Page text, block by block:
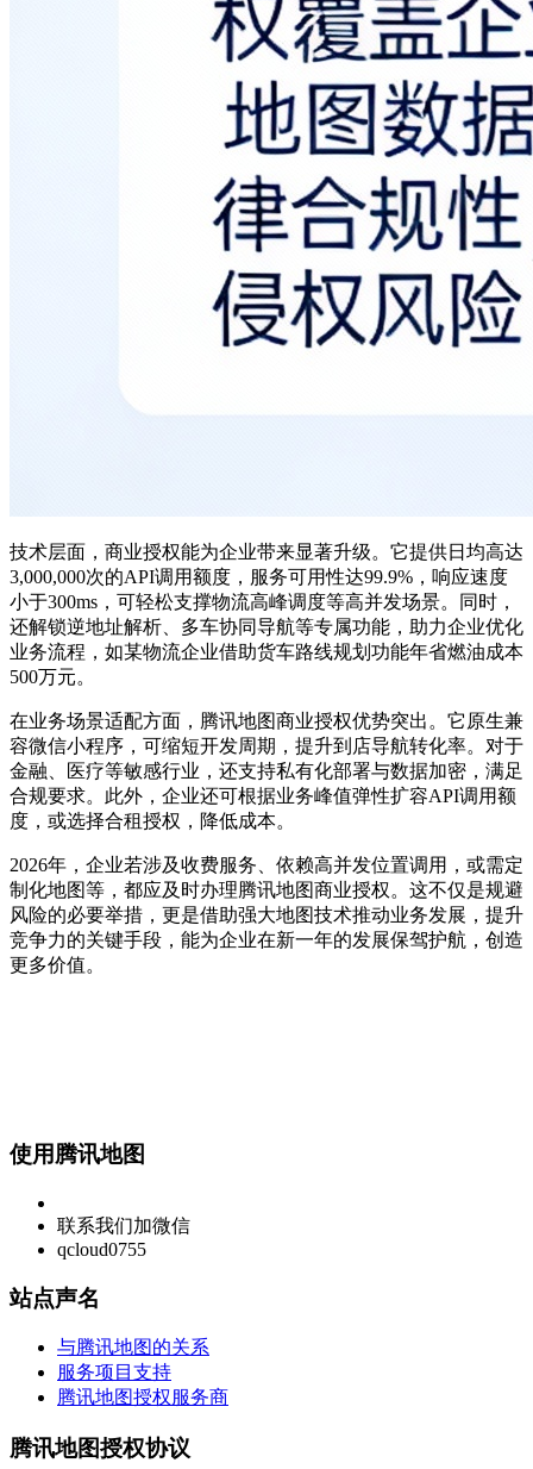
技术层面，商业授权能为企业带来显著升级。它提供日均高达
3,000,000次的API调用额度，服务可用性达99.9%，响应速度
小于300ms，可轻松支撑物流高峰调度等高并发场景。同时，
还解锁逆地址解析、多车协同导航等专属功能，助力企业优化
业务流程，如某物流企业借助货车路线规划功能年省燃油成本
500万元。
在业务场景适配方面，腾讯地图商业授权优势突出。它原生兼
容微信小程序，可缩短开发周期，提升到店导航转化率。对于
金融、医疗等敏感行业，还支持私有化部署与数据加密，满足
合规要求。此外，企业还可根据业务峰值弹性扩容API调用额
度，或选择合租授权，降低成本。
2026年，企业若涉及收费服务、依赖高并发位置调用，或需定
制化地图等，都应及时办理腾讯地图商业授权。这不仅是规避
风险的必要举措，更是借助强大地图技术推动业务发展，提升
竞争力的关键手段，能为企业在新一年的发展保驾护航，创造
更多价值。
使用腾讯地图
联系我们加微信
qcloud0755
站点声名
与腾讯地图的关系
服务项目支持
腾讯地图授权服务商
腾讯地图授权协议